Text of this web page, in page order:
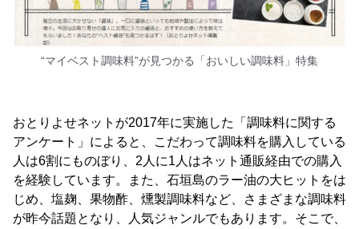
“マイベスト調味料”が見つかる「おいしい調味料」特集
おとりよせネットが2017年に実施した「調味料に関する
アンケート」によると、こだわって調味料を購入している
人は6割にものぼり、2人に1人はネット通販経由での購入
を経験しています。また、石垣島のラー油の大ヒットをは
じめ、塩麹、果物酢、燻製調味料など、さまざまな調味料
が昨今話題となり、人気ジャンルでもあります。そこで、